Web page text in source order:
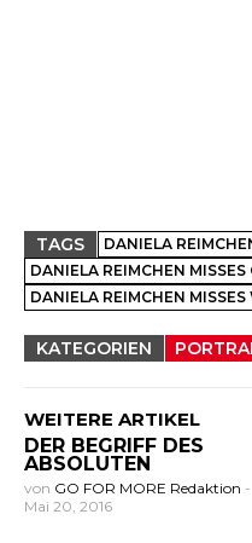
TAGS
DANIELA
DANIELA REIMCHEN MISSES
DANIELA REIMCHEN MISSES
KATEGORIEN
WEITERE ARTIKEL
DER BEGRIFF DES
ABSOLUTEN
von GO FOR MORE Redaktion -
Mai 20, 2016